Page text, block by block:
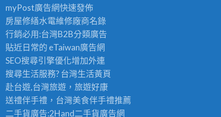
myPost廣告網快速發佈
房屋修繕水電維修廠商名錄
行銷必用:台灣B2B分類廣告
貼近日常的 eTaiwan廣告網
SEO搜尋引擎優化增加外連
搜尋生活服務? 台灣生活黃頁
赴台遊,台灣旅遊，旅遊好康
送禮伴手禮，台灣美食伴手禮推薦
二手貨廣告:2Hand二手貨廣告網